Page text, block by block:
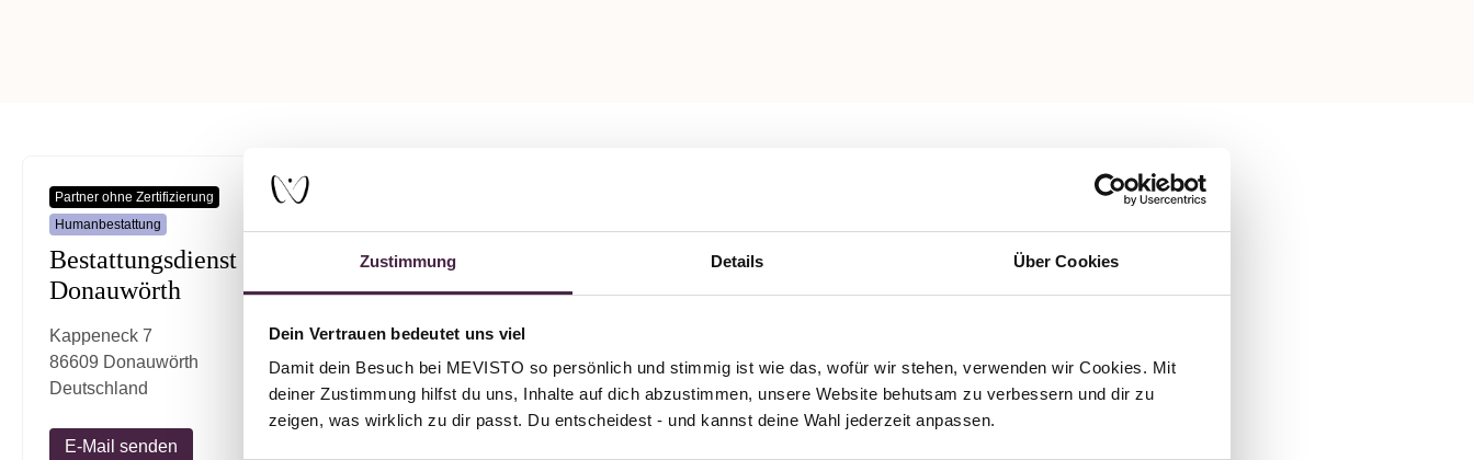
Zustimmung Details Über Cookies
Dein Vertrauen bedeutet uns viel
Damit dein Besuch bei MEVISTO so persönlich und stimmig ist wie das, wofür wir stehen, verwenden wir Cookies. Mit
deiner Zustimmung hilfst du uns, Inhalte auf dich abzustimmen, unsere Website behutsam zu verbessern und dir zu
zeigen, was wirklich zu dir passt. Du entscheidest - und kannst deine Wahl jederzeit anpassen.
Partner ohne Zertifizierung
Humanbestattung
Bestattungsdienst
Donauwörth
Kappeneck 7
86609 Donauwörth
Deutschland
E-Mail senden